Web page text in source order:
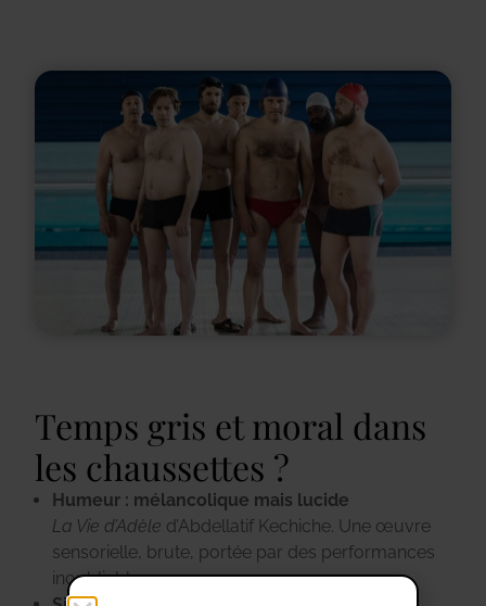
Temps gris et moral dans
les chaussettes ?
Humeur : mélancolique mais lucide
La Vie d’Adèle d’Abdellatif Kechiche. Une œuvre
sensorielle, brute, portée par des performances
inoubliables.